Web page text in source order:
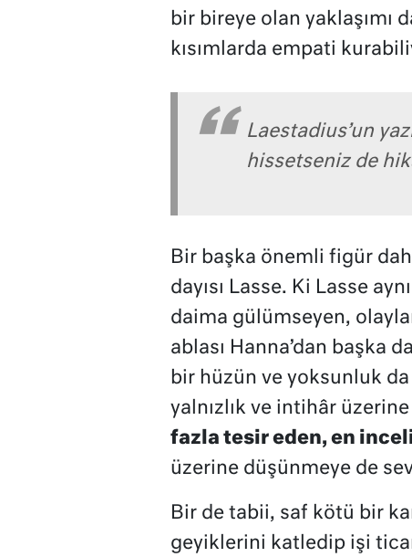
bir bireye olan yaklaşımı
kısımlarda empati
Laestadius’un
hissetseniz de
Bir başka önemli figür
dayısı Lasse. Ki Lasse
daima gülümseyen,
ablası Hanna’dan başka
bir hüzün ve yoksunluk
yalnızlık ve intihâr
fazla tesir eden, en
üzerine düşünmeye de
Bir de tabii, saf kötü bir
geyiklerini katledip işi